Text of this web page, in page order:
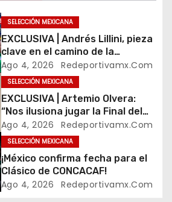
SELECCIÓN MEXICANA
EXCLUSIVA | Andrés Lillini, pieza
clave en el camino de la
Selección Mexicana Sub-20
rumbo al Mundial
Ago 4, 2026 Redeportivamx.com
SELECCIÓN MEXICANA
EXCLUSIVA | Artemio Olvera:
“Nos ilusiona jugar la Final del
Premundial en el Estadio
Banorte”
Ago 4, 2026 Redeportivamx.com
SELECCIÓN MEXICANA
¡México confirma fecha para el
Clásico de CONCACAF!
Ago 4, 2026 Redeportivamx.com